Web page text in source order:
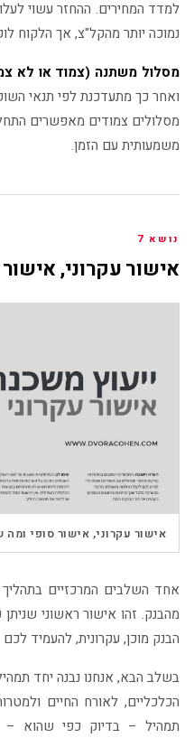
למדד המחירים. ההחזר עשוי
נמוכה יותר מהקל"צ, אך הלקוח
מסלול משתנה (צמוד או לא
ואחר כך מתעדכנת לפי תנאי
מסלולים צמודים מאפשרים
משמעותית עם הזמן.
נושא 7
אישור עקרוני,
▶
אישור עקרוני, אישור סופי ומה
אחד השלבים המרכזיים
מהבנק. זהו אישור ראשוני
הבנק מוכן, עקרונית, להעמיד
בשלב הבא, אנחנו נבנה יחד
הכלכליים, לאורח החיים
תמהיל – בדיוק כפי שהוא –